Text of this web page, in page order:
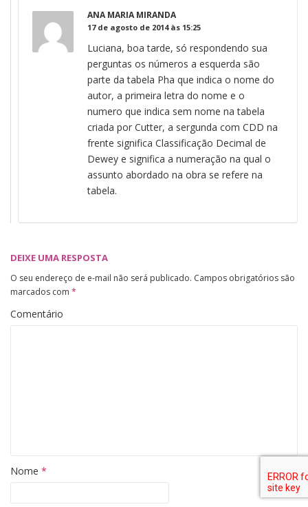
ANA MARIA MIRANDA
17 de agosto de 2014 às 15:25
Luciana, boa tarde, só respondendo sua
perguntas os números a esquerda são
parte da tabela Pha que indica o nome do
autor, a primeira letra do nome e o
numero que indica sem nome na tabela
criada por Cutter, a sergunda com CDD na
frente significa Classificação Decimal de
Dewey e significa a numeração na qual o
assunto abordado na obra se refere na
tabela.
DEIXE UMA RESPOSTA
O seu endereço de e-mail não será publicado. Campos obrigatórios são
marcados com *
Comentário
Nome *